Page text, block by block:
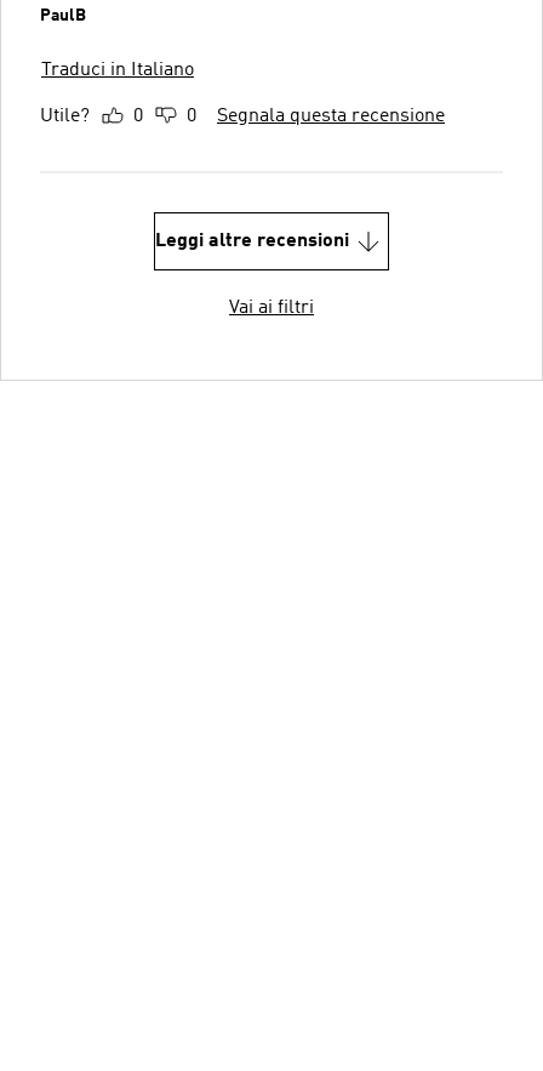
PaulB
Traduci in Italiano
Utile? 0 0 Segnala questa recensione
Leggi altre recensioni
Vai ai filtri